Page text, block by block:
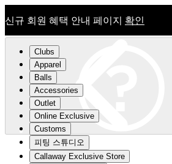
신규 회원 혜택 안내 페이지 확인
신규 회원 혜택 안내 페이지확인
Clubs
Apparel
Balls
Accessories
Outlet
Online Exclusive
Customs
피팅 스튜디오
Callaway Exclusive Store